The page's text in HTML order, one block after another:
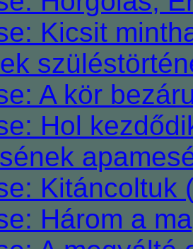
Kicsit
A kör
Hol
Kitáncoltuk
Három a